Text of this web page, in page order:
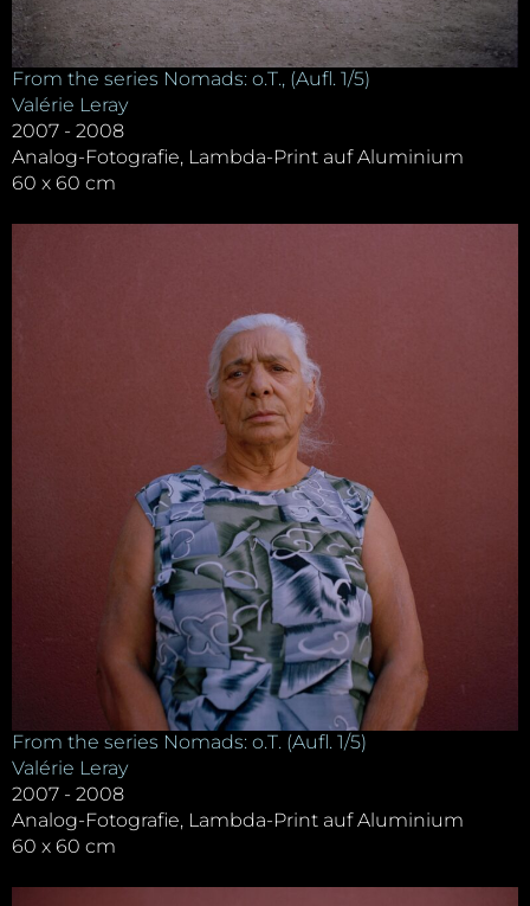
From the series Nomads: o.T., (Aufl. 1/5)
Valérie Leray
2007 - 2008
Analog-Fotografie, Lambda-Print auf Aluminium
60 x 60 cm
From the series Nomads: o.T. (Aufl. 1/5)
Valérie Leray
2007 - 2008
Analog-Fotografie, Lambda-Print auf Aluminium
60 x 60 cm